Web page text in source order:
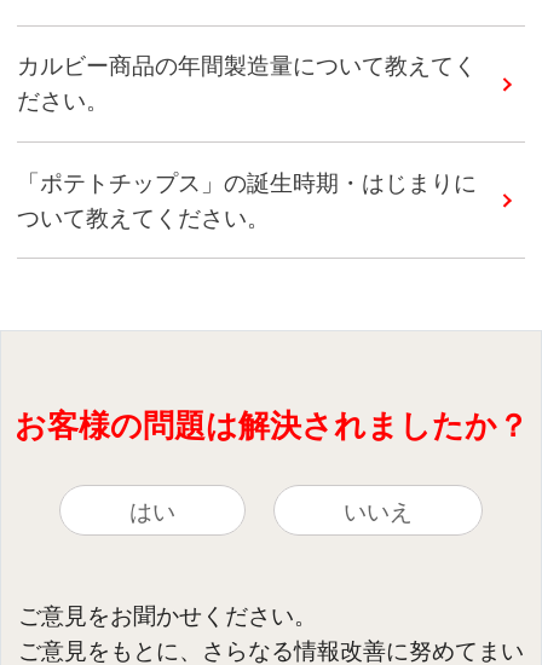
カルビー商品の年間製造量について教えてく
ださい。
「ポテトチップス」の誕生時期・はじまりに
ついて教えてください。
お客様の問題は解決されましたか？
はい いいえ
ご意見をお聞かせください。
ご意見をもとに、さらなる情報改善に努めてまい